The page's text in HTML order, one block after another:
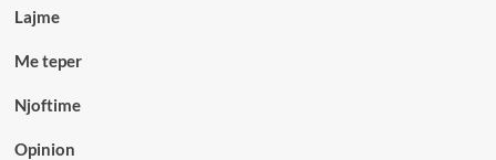
Lajme
Me teper
Njoftime
Opinion